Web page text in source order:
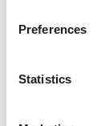
Preferences
Statistics